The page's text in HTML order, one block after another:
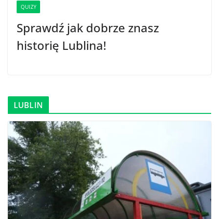
QUIZY
Sprawdź jak dobrze znasz
historię Lublina!
LUBLIN